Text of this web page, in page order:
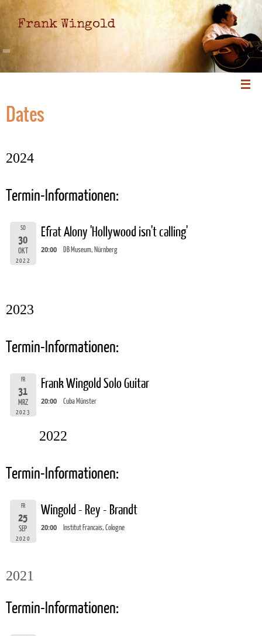
Frank Wingold
Dates
2024
Termin-Informationen:
SO
30
OKT
2022
Efrat Alony 'Hollywood isn't calling'
20:00 DB Museum, Nürnberg
2023
Termin-Informationen:
FR
31
MRZ
2023
Frank Wingold Solo Guitar
20:00 Cuba Münster
2022
Termin-Informationen:
FR
25
SEP
2020
Wingold - Rey - Brandt
20:00 Institut Francais, Cologne
2021
Termin-Informationen: